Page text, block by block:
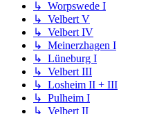
↳ Worpswede I
↳ Velbert V
↳ Velbert IV
↳ Meinerzhagen I
↳ Lüneburg I
↳ Velbert III
↳ Losheim II + III
↳ Pulheim I
↳ Velbert II